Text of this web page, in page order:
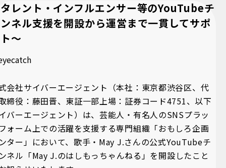
レント・インフルエンサー等のYouTubeチ
ネル支援を開設から運営まで一貫してサポ
～
会社サイバーエージェント（本社：東京都渋谷区、代
締役：藤田晋、東証一部上場：証券コード4751、以下
バーエージェント）は、芸能人・有名人のSNSプラッ
ォーム上での活躍を支援する専門組織「おもしろ企画
ター」において、歌手・May J.さんの公式YouTubeチ
ネル「May J.のはしもっちゃんねる」を開設したこと